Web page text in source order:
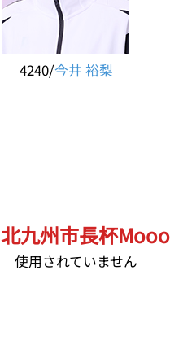
4240/今井 裕梨
北九州市長杯
使用されていません